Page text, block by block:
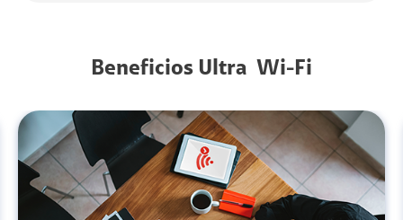
Beneficios Ultra Wi-Fi